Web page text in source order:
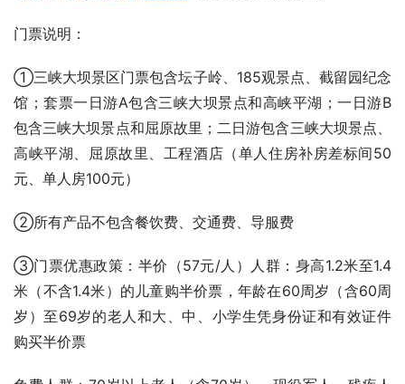
门票说明：
①三峡大坝景区门票包含坛子岭、185观景点、截留园纪念
馆；套票一日游A包含三峡大坝景点和高峡平湖；一日游B
包含三峡大坝景点和屈原故里；二日游包含三峡大坝景点、
高峡平湖、屈原故里、工程酒店（单人住房补房差标间50
元、单人房100元）
②所有产品不包含餐饮费、交通费、导服费
③门票优惠政策：半价（57元/人）人群：身高1.2米至1.4
米（不含1.4米）的儿童购半价票，年龄在60周岁（含60周
岁）至69岁的老人和大、中、小学生凭身份证和有效证件
购买半价票